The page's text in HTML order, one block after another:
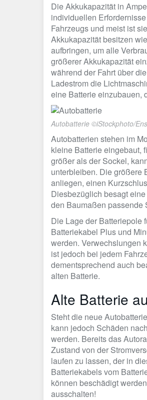
Die Akkukapazität in
individuellen
Fahrzeugs und meist ist
Akkukapazität besitzen
aufbringen, um alle
größerer Akkukapazität
während der Fahrt über
Ladestrom die
eine Batterie einzubauen,
Autobatterie ©iStockphoto/
Autobatterien stehen im
kleine Batterie eingebaut,
größer als der Sockel,
unterbleiben. Die größere
anliegen, einen
Diesbezüglich besagt
den Baumaßen passende
Die Lage der Batteriepole
Batteriekabel Plus und
werden. Verwechslungen
ist jedoch bei jedem
dementsprechend auch
alten Batterie.
Alte Batterie
Steht die neue
kann jedoch Schäden
werden. Bereits das
Zustand von der
laufen zu lassen, der in
Batteriekabels vom
können beschädigt
ausschalten!